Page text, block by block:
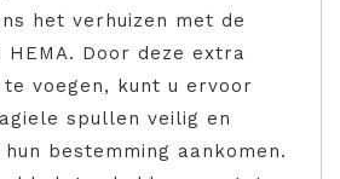
het verhuizen met de
HEMA. Door deze extra
voegen, kunt u ervoor
spullen veilig en
bestemming aankomen.